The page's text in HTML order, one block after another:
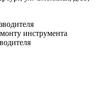
инструмента